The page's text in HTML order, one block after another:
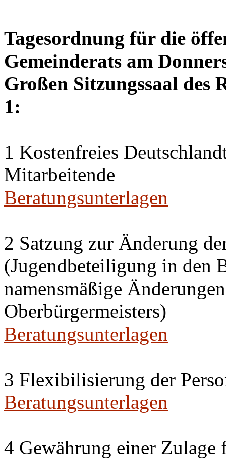
Tagesordnung für die
Gemeinderats am
Großen Sitzungssaal des
1:
1 Kostenfreies
Mitarbeitende
Beratungsunterlagen
2 Satzung zur Änderung
(Jugendbeteiligung in den
namensmäßige
Oberbürgermeisters)
Beratungsunterlagen
3 Flexibilisierung der
Beratungsunterlagen
4 Gewährung einer